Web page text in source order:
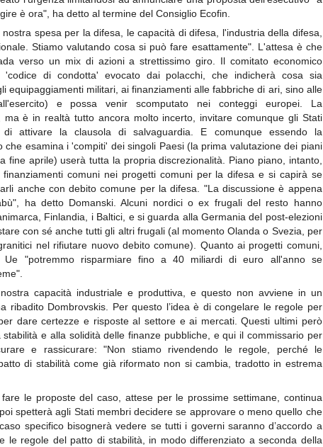
è ora", ha detto al termine del Consiglio Ecofin.
spesa per la difesa, le capacità di difesa, l'industria della difesa,
Stiamo valutando cosa si può fare esattamente". L'attesa è che
verso un mix di azioni a strettissimo giro. Il comitato economico
'codice di condotta' evocato dai polacchi, che indicherà cosa sia
equipaggiamenti militari, ai finanziamenti alle fabbriche di ari, sino alle
e possa venir scomputato nei conteggi europei. La
ma è in realtà tutto ancora molto incerto, invitare comunque gli Stati
di attivare la clausola di salvaguardia. E comunque essendo la
che esamina i 'compiti' dei singoli Paesi (la prima valutazione dei piani
fine aprile) userà tutta la propria discrezionalità. Piano piano, intanto,
comuni nei progetti comuni per la difesa e si capirà se
anche con debito comune per la difesa. "La discussione è appena
ha detto Domanski. Alcuni nordici o ex frugali del resto hanno
Finlandia, i Baltici, e si guarda alla Germania del post-elezioni
con sé anche tutti gli altri frugali (al momento Olanda o Svezia, per
nel rifiutare nuovo debito comune). Quanto ai progetti comuni,
Ue "potremmo risparmiare fino a 40 miliardi di euro all'anno se
capacità industriale e produttiva, e questo non avviene in un
ribadito Dombrovskis. Per questo l’idea è di congelare le regole per
dare certezze e risposte al settore e ai mercati. Questi ultimi però
e alla solidità delle finanze pubbliche, e qui il commissario per
e rassicurare: "Non stiamo rivendendo le regole, perché le
di stabilità come già riformato non si cambia, tradotto in estrema
le proposte del caso, attese per le prossime settimane, continua
spetterà agli Stati membri decidere se approvare o meno quello che
specifico bisognerà vedere se tutti i governi saranno d’accordo a
le regole del patto di stabilità, in modo differenziato a seconda della